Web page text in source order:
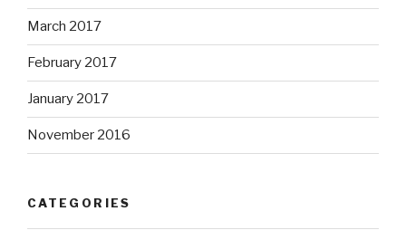
March 2017
February 2017
January 2017
November 2016
CATEGORIES